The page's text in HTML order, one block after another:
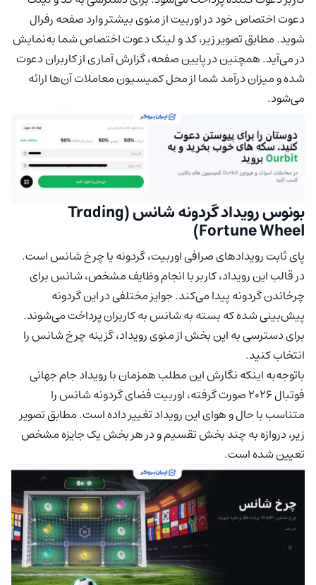
دعوت اختصاص خود در اوربیت از منوی بیشتر وارد صفحه رفرال
شوید. مطابق تصویر زیر، کد و لینک دعوت اختصاص شما به‌نمایش
در می‌آید. همچنین در پایین صفحه، گزارش آماری از کاربران دعوت
شده و میزان درآمد شما از محل کمیسیون معاملات آن‌ها ارائه
می‌شود.
بونوس رویداد گردونه شانس (Trading
Fortune Wheel)
پای ثابت رویدادهای صرافی اوربیت، گردونه یا چرخ شانس است.
در قالب این رویداد، کاربر با انجام وظایف مشخص، شانس برای
چرخاندن گردونه پیدا می‌کند. جوایز مختلفی در این گردونه
پیش‌بینی شده که بسته به شانس به کاربران پرداخت می‌شوند.
برای دسترسی به این بخش از منوی رویداد، گزینه چرخ شانس را
انتخاب کنید.
باتوجه‌به اینکه نگارش این مطلب همزمان با رویداد جام جهانی
فوتبال 2026 صورت گرفته، اوربیت فضای گردونه شانس را
متناسب با حال و هوای این رویداد تغییر داده است. مطابق تصویر
زیر، دروازه به چند بخش تقسیم و در هر بخش یک جایزه مشخص
تعیین شده است.